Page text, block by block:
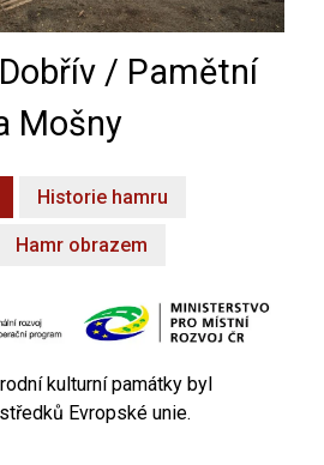
/ Pamětní
Mošny
Historie hamru
Hamr obrazem
kulturní památky byl
Evropské unie.